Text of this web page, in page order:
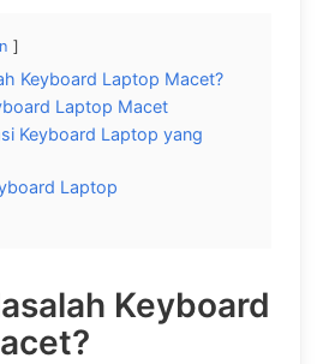
Keyboard Laptop Macet?
Laptop Macet
Keyboard Laptop yang
Laptop
Keyboard